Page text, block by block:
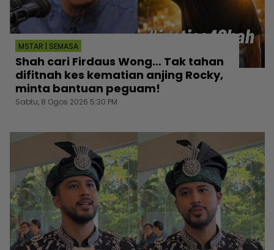
MSTAR | SEMASA
Shah cari Firdaus Wong… Tak tahan
difitnah kes kematian anjing Rocky,
minta bantuan peguam!
Sabtu, 8 Ogos 2026 5:30 PM